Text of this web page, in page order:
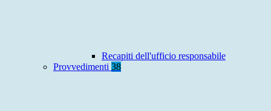
Recapiti dell'ufficio responsabile
Provvedimenti 38